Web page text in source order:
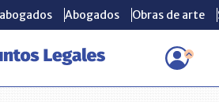
Abogados Obras de arte
Abogados Obras de arte